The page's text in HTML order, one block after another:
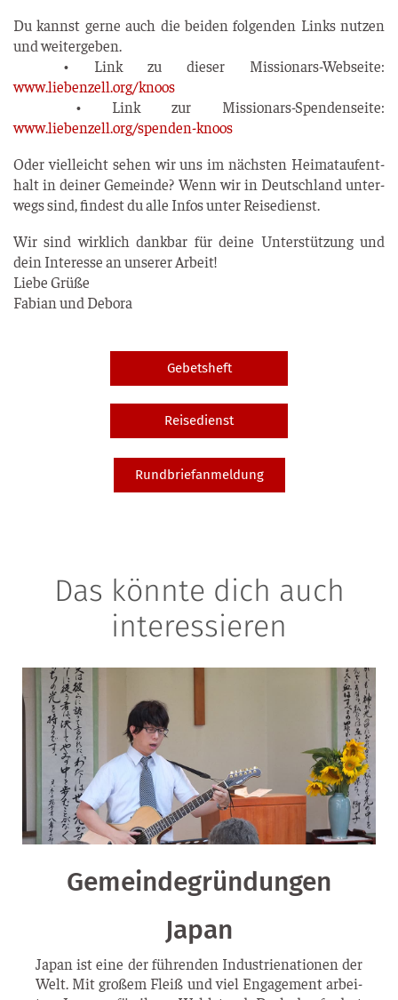
Du kannst ger­ne auch die bei­den fol­gen­den Links nut­zen
und wei­ter­ge­ben.
• Link zu die­ser Mis­sio­nars-Web­sei­te:
www.liebenzell.org/knoos
• Link zur Mis­sio­nars-Spen­den­sei­te:
www.liebenzell.org/spenden-knoos
Oder viel­leicht sehen wir uns im nächs­ten Hei­mat­auf­ent­
halt in dei­ner Gemein­de? Wenn wir in Deutsch­land unter­
wegs sind, fin­dest du alle Infos unter Reisedienst.
Wir sind wirk­lich dank­bar für dei­ne Unter­stüt­zung und
dein Inter­es­se an unse­rer Arbeit!
Lie­be Grü­ße
Fabi­an und Debora
Gebetsheft
Reisedienst
Rundbriefanmeldung
Das könnte dich auch
interessieren
Gemeindegründungen
Japan
Japan ist eine der füh­ren­den Indus­trie­na­tio­nen der
Welt. Mit gro­ßem Fleiß und viel Enga­ge­ment arbei­